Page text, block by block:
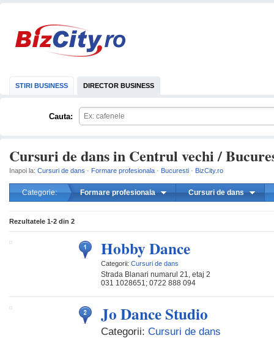
STIRI BUSINESS DIRECTOR BUSINESS
Cauta:
Cursuri de dans in Centrul vechi /
Inapoi la: Cursuri de dans · Formare profesionala · Bucuresti · BizCity.ro
Categorie: Formare profesionala Cursuri de dans
Rezultatele 1-2 din 2
Hobby Dance
Categorii: Cursuri de dans
Strada Blanari numarul 21, etaj 2
031 1028651; 0722 888 094
Jo Dance Studio
Categorii: Cursuri de dans